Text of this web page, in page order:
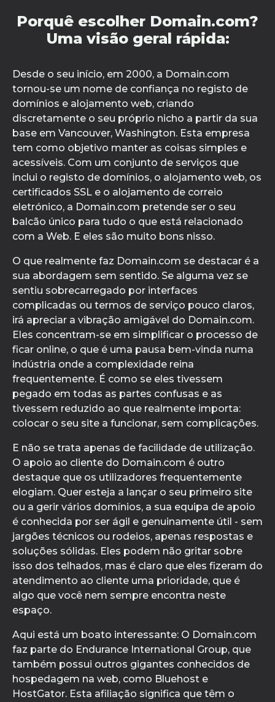
Porquê escolher Domain.com?
Uma visão geral rápida:
Desde o seu início, em 2000, a Domain.com
tornou-se um nome de confiança no registo de
domínios e alojamento web, criando
discretamente o seu próprio nicho a partir da sua
base em Vancouver, Washington. Esta empresa
tem como objetivo manter as coisas simples e
acessíveis. Com um conjunto de serviços que
inclui o registo de domínios, o alojamento web, os
certificados SSL e o alojamento de correio
eletrónico, a Domain.com pretende ser o seu
balcão único para tudo o que está relacionado
com a Web. E eles são muito bons nisso.
O que realmente faz Domain.com se destacar é a
sua abordagem sem sentido. Se alguma vez se
sentiu sobrecarregado por interfaces
complicadas ou termos de serviço pouco claros,
irá apreciar a vibração amigável do Domain.com.
Eles concentram-se em simplificar o processo de
ficar online, o que é uma pausa bem-vinda numa
indústria onde a complexidade reina
frequentemente. É como se eles tivessem
pegado em todas as partes confusas e as
tivessem reduzido ao que realmente importa:
colocar o seu site a funcionar, sem complicações.
E não se trata apenas de facilidade de utilização.
O apoio ao cliente do Domain.com é outro
destaque que os utilizadores frequentemente
elogiam. Quer esteja a lançar o seu primeiro site
ou a gerir vários domínios, a sua equipa de apoio
é conhecida por ser ágil e genuinamente útil - sem
jargões técnicos ou rodeios, apenas respostas e
soluções sólidas. Eles podem não gritar sobre
isso dos telhados, mas é claro que eles fizeram do
atendimento ao cliente uma prioridade, que é
algo que você nem sempre encontra neste
espaço.
Aqui está um boato interessante: O Domain.com
faz parte do Endurance International Group, que
também possui outros gigantes conhecidos de
hospedagem na web, como Bluehost e
HostGator. Esta afiliação significa que têm o